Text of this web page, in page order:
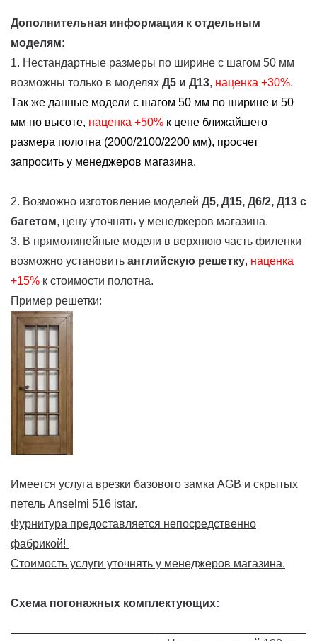
Дополнительная информация к отдельным
моделям:
1. Нестандартные размеры по ширине с шагом 50 мм
возможны только в моделях Д5 и Д13, наценка +30%.
Так же данные модели с шагом 50 мм по ширине и 50
мм по высоте, наценка +50% к цене ближайшего
размера полотна (2000/2100/2200 мм), просчет
запросить у менеджеров магазина.
2. Возможно изготовление моделей Д5, Д15, Д6/2, Д13 с
багетом, цену уточнять у менеджеров магазина.
3. В прямолинейные модели в верхнюю часть филенки
возможно установить английскую решетку, наценка
+15% к стоимости полотна.
Пример решетки:
Имеется услуга врезки базового замка AGB и скрытых
петель Anselmi 516 istar.
Фурнитура предоставляется непосредственно
фабрикой!
Стоимость услуги уточнять у менеджеров магазина.
Схема погонажных комплектующих: